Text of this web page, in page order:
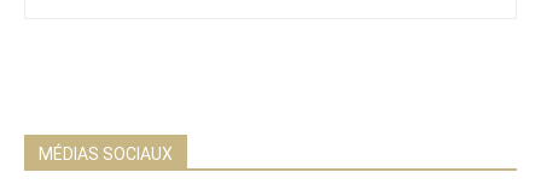
MÉDIAS SOCIAUX